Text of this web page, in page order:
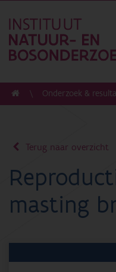
Onderzoek &
Terug naar overzicht
masting